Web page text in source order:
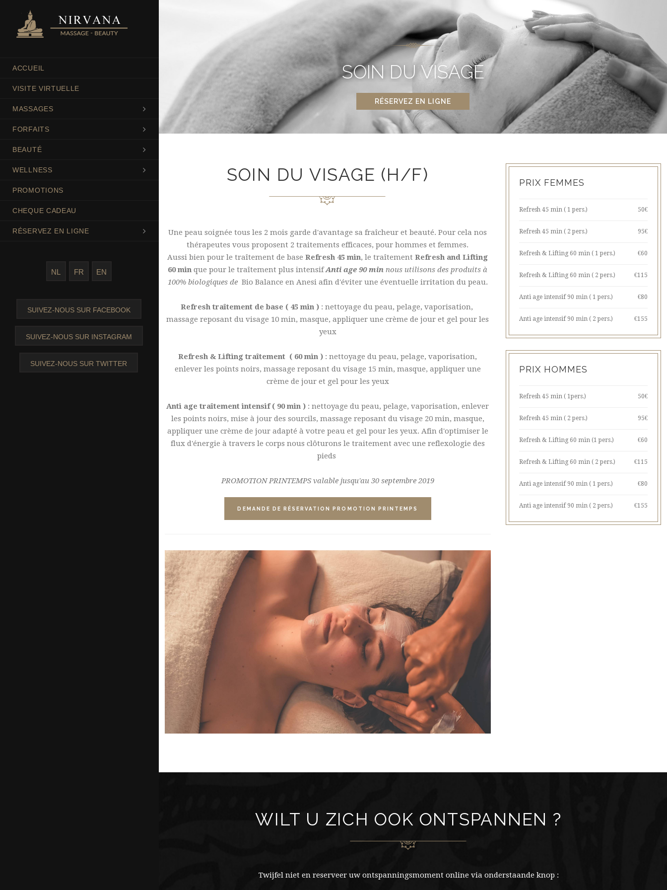
ACCUEIL
VISITE VIRTUELLE
MASSAGES
FORFAITS
BEAUTÉ
WELLNESS
PROMOTIONS
CHEQUE CADEAU
RÉSERVEZ EN LIGNE
NL FR EN
SUIVEZ-NOUS SUR FACEBOOK
SUIVEZ-NOUS SUR INSTAGRAM
SUIVEZ-NOUS SUR TWITTER
SOIN DU VISAGE
RÉSERVEZ EN LIGNE
SOIN DU VISAGE (H/F)
Une peau soignée tous les 2 mois garde d'avantage sa fraîcheur et beauté. Pour cela nos
thérapeutes vous proposent 2 traitements efficaces, pour hommes et femmes.
Aussi bien pour le traîtement de baseRefresh 45 min, le traîtementRefresh and Lifting
60 min que pour le traîtement plus intensifAnti age 90 min nous utilisons des produits à
100% biologiques de Bio Balance en Anesi afin d'éviter une éventuelle irritation du peau.
Refresh traîtement de base ( 45 min ): nettoyage du peau, pelage, vaporisation,
massage reposant du visage 10 min, masque, appliquer une crème de jour et gel pour les
yeux
Refresh & Lifting traîtement ( 60 min ) : nettoyage du peau, pelage, vaporisation,
enlever les points noirs, massage reposant du visage 15 min, masque, appliquer une
crème de jour et gel pour les yeux
Anti age traîtement intensif ( 90 min ) : nettoyage du peau, pelage, vaporisation, enlever
les points noirs, mise à jour des sourcils, massage reposant du visage 20 min, masque,
appliquer une crème de jour adapté à votre peau et gel pour les yeux. Afin d'optimiser le
flux d'énergie à travers le corps nous clôturons le traitement avec une reflexologie des
pieds
PROMOTION PRINTEMPS valable jusqu'au 30 septembre 2019
DEMANDE DE RÉSERVATION PROMOTION PRINTEMPS
PRIX FEMMES
Refresh 45 min ( 1 pers.) 50€
Refresh 45 min ( 2 pers.) 95€
Refresh & Lifting 60 min ( 1 pers.) €60
Refresh & Lifting 60 min ( 2 pers.) €115
Anti age intensif 90 min ( 1 pers.) €80
Anti age intensif 90 min ( 2 pers.) €155
PRIX HOMMES
Refresh 45 min ( 1pers.) 50€
Refresh 45 min ( 2 pers.) 95€
Refresh & Lifting 60 min (1 pers.) €60
Refresh & Lifting 60 min ( 2 pers.) €115
Anti age intensif 90 min ( 1 pers.) €80
Anti age intensif 90 min ( 2 pers.) €155
WILT U ZICH OOK ONTSPANNEN ?
Twijfel niet en reserveer uw ontspanningsmoment online via onderstaande knop :